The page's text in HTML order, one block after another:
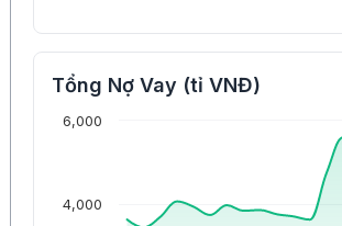
Tổng Nợ Vay (tỉ VNĐ)
4,000
6,000